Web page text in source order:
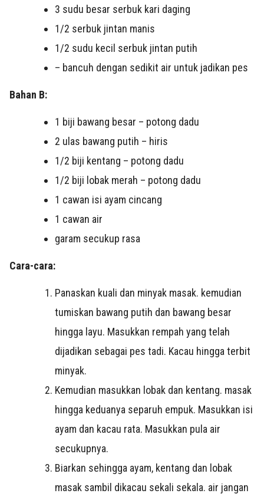
3 sudu besar serbuk kari daging
1/2 serbuk jintan manis
1/2 sudu kecil serbuk jintan putih
– bancuh dengan sedikit air untuk jadikan pes
Bahan B:
1 biji bawang besar – potong dadu
2 ulas bawang putih – hiris
1/2 biji kentang – potong dadu
1/2 biji lobak merah – potong dadu
1 cawan isi ayam cincang
1 cawan air
garam secukup rasa
Cara-cara:
Panaskan kuali dan minyak masak. kemudian
tumiskan bawang putih dan bawang besar
hingga layu. Masukkan rempah yang telah
dijadikan sebagai pes tadi. Kacau hingga terbit
minyak.
Kemudian masukkan lobak dan kentang. masak
hingga keduanya separuh empuk. Masukkan isi
ayam dan kacau rata. Masukkan pula air
secukupnya.
Biarkan sehingga ayam, kentang dan lobak
masak sambil dikacau sekali sekala. air jangan